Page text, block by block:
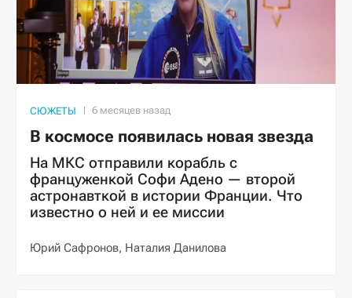
СЮЖЕТЫ
В космосе появилась новая звезда
На МКС отправили корабль с
француженкой Софи Адено — второй
астронавткой в истории Франции. Что
известно о ней и ее миссии
Юрий Сафронов, Наталия Данилова